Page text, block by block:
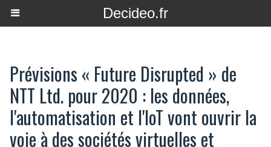
Decideo.fr
Prévisions « Future Disrupted » de
NTT Ltd. pour 2020 : les données,
l'automatisation et l'IoT vont ouvrir la
voie à des sociétés virtuelles et